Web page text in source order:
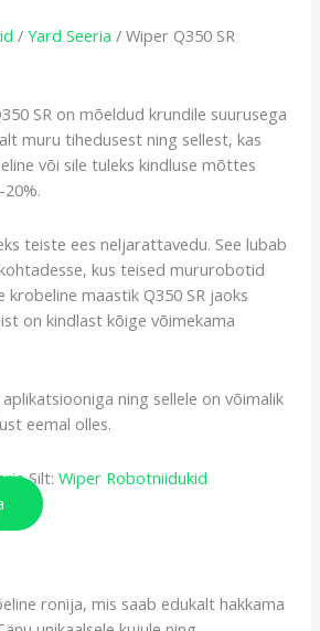
/Yard Seeria / Wiper Q350 SR
SR on mõeldud krundile suurusega
muru tihedusest ning sellest, kas
või sile tuleks kindluse mõttes
teiste ees neljarattavedu. See lubab
kus teised mururobotid
krobeline maastik Q350 SR jaoks
on kindlast kõige võimekama
ning sellele on võimalik
eemal olles.
Silt:Wiper Robotniidukid
ronija, mis saab edukalt hakkama